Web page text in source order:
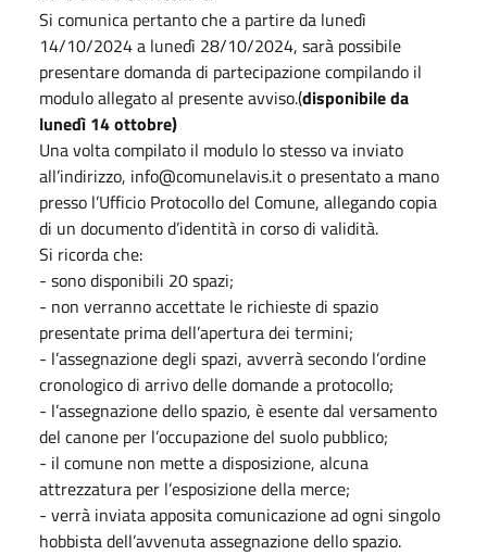
Si comunica pertanto che a partire da lunedì
14/10/2024 a lunedì 28/10/2024, sarà possibile
presentare domanda di partecipazione compilando il
modulo allegato al presente avviso.(disponibile da
lunedì 14 ottobre)
Una volta compilato il modulo lo stesso va inviato
all’indirizzo, info@comunelavis.it o presentato a mano
presso l’Ufficio Protocollo del Comune, allegando copia
di un documento d’identità in corso di validità.
Si ricorda che:
- sono disponibili 20 spazi;
- non verranno accettate le richieste di spazio
presentate prima dell’apertura dei termini;
- l’assegnazione degli spazi, avverrà secondo l’ordine
cronologico di arrivo delle domande a protocollo;
- l’assegnazione dello spazio, è esente dal versamento
del canone per l’occupazione del suolo pubblico;
- il comune non mette a disposizione, alcuna
attrezzatura per l’esposizione della merce;
- verrà inviata apposita comunicazione ad ogni singolo
hobbista dell’avvenuta assegnazione dello spazio.